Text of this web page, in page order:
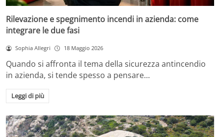
Rilevazione e spegnimento incendi in azienda: come
integrare le due fasi
Sophia Allegri 18 Maggio 2026
Quando si affronta il tema della sicurezza antincendio
in azienda, si tende spesso a pensare…
Leggi di più